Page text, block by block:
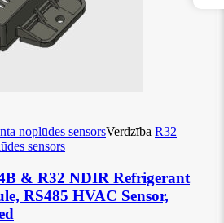
noplūdes sensorsVerdzība R32
sensors
& R32 NDIR Refrigerant
RS485 HVAC Sensor,